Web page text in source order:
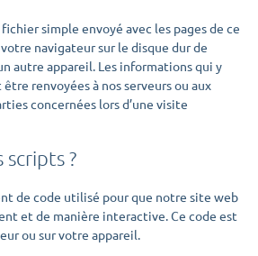
simple envoyé avec les pages de ce
navigateur sur le disque dur de
autre appareil. Les informations qui y
renvoyées à nos serveurs ou aux
concernées lors d’une visite
scripts ?
de code utilisé pour que notre site web
et de manière interactive. Ce code est
ou sur votre appareil.